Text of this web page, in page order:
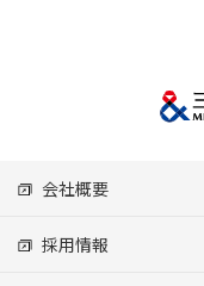
会社概要
採用情報